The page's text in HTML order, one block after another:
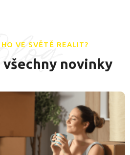
VE SVĚTĚ REALIT?
novinky